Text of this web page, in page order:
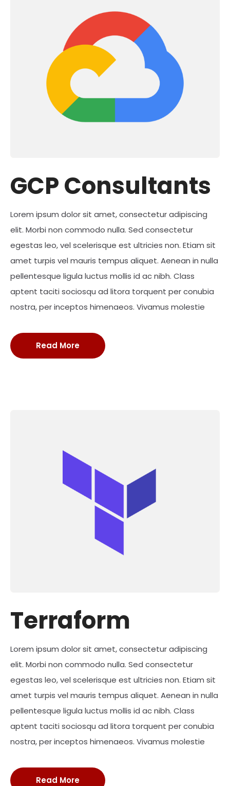
GCP Consultants
Lorem ipsum dolor sit amet, consectetur adipiscing
elit. Morbi non commodo nulla. Sed consectetur
egestas leo, vel scelerisque est ultricies non. Etiam sit
amet turpis vel mauris tempus aliquet. Aenean in nulla
pellentesque ligula luctus mollis id ac nibh. Class
aptent taciti sociosqu ad litora torquent per conubia
nostra, per inceptos himenaeos. Vivamus molestie
Read More
Terraform
Lorem ipsum dolor sit amet, consectetur adipiscing
elit. Morbi non commodo nulla. Sed consectetur
egestas leo, vel scelerisque est ultricies non. Etiam sit
amet turpis vel mauris tempus aliquet. Aenean in nulla
pellentesque ligula luctus mollis id ac nibh. Class
aptent taciti sociosqu ad litora torquent per conubia
nostra, per inceptos himenaeos. Vivamus molestie
Read More